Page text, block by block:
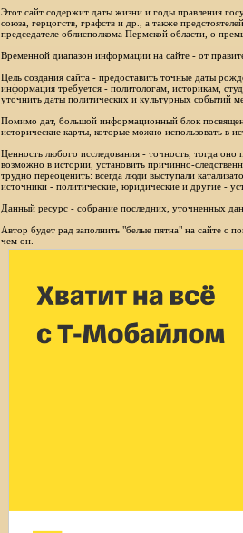
Этот сайт содержит даты жизни и годы правления
союза, герцогств, графств и др., а также
председателе облисполкома Пермской области, о
Временной диапазон информации на сайте - от
Цель создания сайта - предоставить точные даты
информация требуется - политологам, историкам,
уточнить даты политических и культурных событий
Помимо дат, большой информационный блок посвящен
исторические карты, которые можно использовать в
Ценность любого исследования - точность, тогда оно
возможно в истории, установить причинно-
трудно переоценить: всегда люди выступали
источники - политические, юридические и другие -
Данный ресурс - собрание последних, уточненных
Автор будет рад заполнить "белые пятна" на сайте с
чем он.